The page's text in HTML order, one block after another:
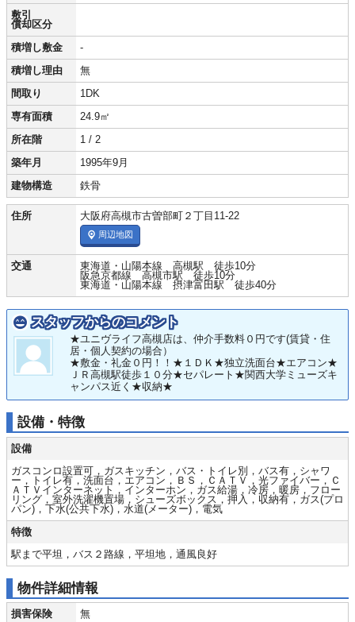
敷引
償却区分
積増し敷金 -
積増し理由 無
間取り 1DK
専有面積 24.9㎡
所在階 1 / 2
築年月 1995年9月
建物構造 鉄骨
住所 大阪府高槻市古曽部町２丁目11-22
周辺地図
交通
東海道・山陽本線 高槻駅 徒歩10分
阪急京都線 高槻市駅 徒歩10分
東海道・山陽本線 摂津富田駅 徒歩40分
スタッフからのコメント
★ユニヴライフ高槻店は、仲介手数料０円です(賃貸・住
居・個人契約の場合）
★敷金・礼金０円！！★１ＤＫ★独立洗面台★エアコン★
ＪＲ高槻駅徒歩１０分★セパレート★関西大学ミューズキ
ャンパス近く★収納★
設備・特徴
設備
ガスコンロ設置可，ガスキッチン，バス・トイレ別，バス有，シャワ
ー，トイレ有，洗面台，エアコン，ＢＳ，ＣＡＴＶ，光ファイバー，Ｃ
ＡＴＶインターネット，インターホン，ガス給湯，冷房，暖房，フロー
リング，室外洗濯機置場，シューズボックス，押入，収納有，ガス(プロ
パン)，下水(公共下水)，水道(メーター)，電気
特徴
駅まで平坦，バス２路線，平坦地，通風良好
物件詳細情報
損害保険 無